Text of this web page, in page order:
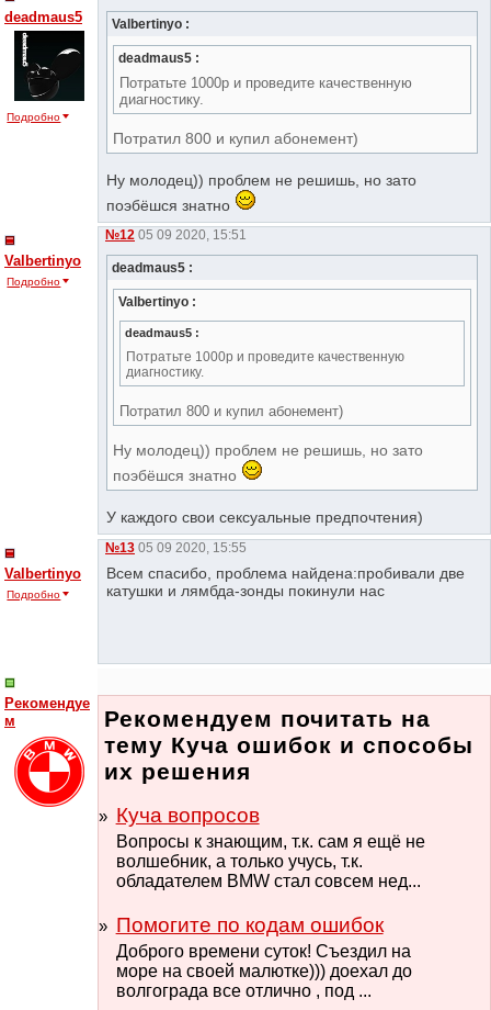
deadmaus5
Подробно
Valbertinyo :
deadmaus5 :
Потратьте 1000р и проведите качественную
диагностику.
Потратил 800 и купил абонемент)
Ну молодец)) проблем не решишь, но зато
поэбёшся знатно
Valbertinyo
Подробно
№12 05 09 2020, 15:51
deadmaus5 :
Valbertinyo :
deadmaus5 :
Потратьте 1000р и проведите качественную
диагностику.
Потратил 800 и купил абонемент)
Ну молодец)) проблем не решишь, но зато
поэбёшся знатно
У каждого свои сексуальные предпочтения)
Valbertinyo
Подробно
№13 05 09 2020, 15:55
Всем спасибо, проблема найдена:пробивали две
катушки и лямбда-зонды покинули нас
Рекомендуе
м
Рекомендуем почитать на
тему Куча ошибок и способы
их решения
Куча вопросов
Вопросы к знающим, т.к. сам я ещё не
волшебник, а только учусь, т.к.
обладателем BMW стал совсем нед...
Помогите по кодам ошибок
Доброго времени суток! Съездил на
море на своей малютке))) доехал до
волгограда все отлично , под ...